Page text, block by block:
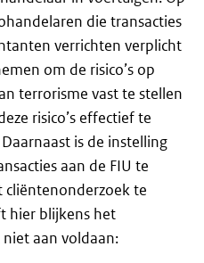
die transacties
verrichten verplicht
om de risico’s op
terrorisme vast te stellen
risico’s effectief te
is de instelling
aan de FIU te
cliëntenonderzoek te
hier blijkens het
aan voldaan: